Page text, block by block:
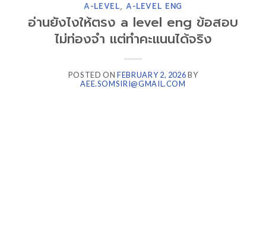
A-LEVEL, A-LEVEL ENG
อ่านยังไงให้ตรง a level eng ข้อสอบ
ไม่ท่องจำ แต่ทำคะแนนได้จริง
POSTED ONFEBRUARY 2, 2026BY
AEE.SOMSIRI@GMAIL.COM